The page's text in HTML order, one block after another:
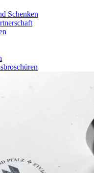
Schenken